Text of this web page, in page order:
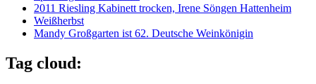
2011 Riesling Kabinett trocken, Irene Söngen Hattenheim
Weißherbst
Mandy Großgarten ist 62. Deutsche Weinkönigin
Tag cloud: